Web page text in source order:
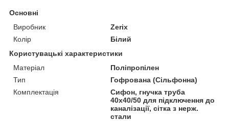
Основні
Виробник
Zerix
Колір
Білий
Користувацькі характеристики
Матеріал
Поліпропілен
Тип
Гофрована (Сільфонна)
Комплектація
Сифон, гнучка труба
40х40/50 для підключення до
каналізації, сітка з нерж.
стали